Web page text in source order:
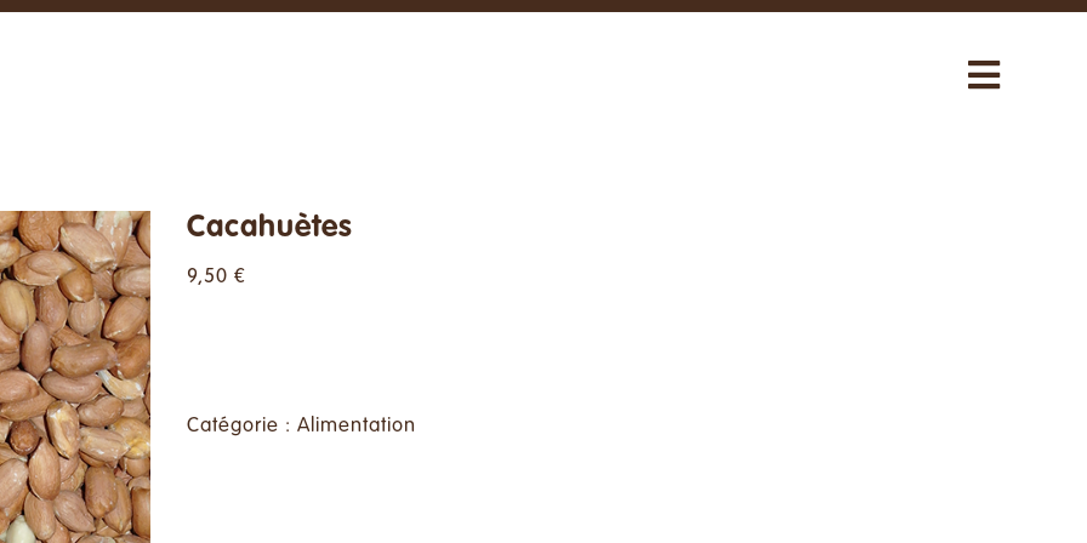
Toggle
Cacahuètes
9,50 €
Catégorie : Alimentation